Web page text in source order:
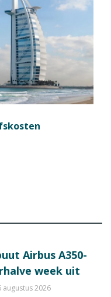
Airbus A350-
week uit
augustus 2026